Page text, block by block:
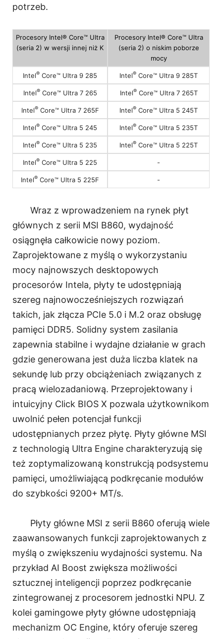
potrzeb.
Procesory Intel® Core™ Ultra
(seria 2) w wersji innej niż K
Procesory Intel® Core™ Ultra
(seria 2) o niskim poborze
mocy
Intel® Core™ Ultra 9 285 Intel® Core™ Ultra 9 285T
Intel®Core™ Ultra 7 265 Intel®Core™ Ultra 7 265T
Intel®Core™ Ultra 7 265F Intel® Core™ Ultra 5 245T
Intel® Core™ Ultra 5 245 Intel® Core™ Ultra 5 235T
Intel® Core™ Ultra 5 235 Intel® Core™ Ultra 5 225T
Intel® Core™ Ultra 5 225 -
Intel® Core™ Ultra 5 225F -
Wraz z wprowadzeniem na rynek płyt
głównych z serii MSI B860, wydajność
osiągnęła całkowicie nowy poziom.
Zaprojektowane z myślą o wykorzystaniu
mocy najnowszych desktopowych
procesorów Intela, płyty te udostępniają
szereg najnowocześniejszych rozwiązań
takich, jak złącza PCIe 5.0 i M.2 oraz obsługę
pamięci DDR5. Solidny system zasilania
zapewnia stabilne i wydajne działanie w grach
gdzie generowana jest duża liczba klatek na
sekundę lub przy obciążeniach związanych z
pracą wielozadaniową. Przeprojektowany i
intuicyjny Click BIOS X pozwala użytkownikom
uwolnić pełen potencjał funkcji
udostępnianych przez płytę. Płyty główne MSI
z technologią Ultra Engine charakteryzują się
też zoptymalizowaną konstrukcją podsystemu
pamięci, umożliwiającą podkręcanie modułów
do szybkości 9200+ MT/s.
Płyty główne MSI z serii B860 oferują wiele
zaawansowanych funkcji zaprojektowanych z
myślą o zwiększeniu wydajności systemu. Na
przykład AI Boost zwiększa możliwości
sztucznej inteligencji poprzez podkręcanie
zintegrowanej z procesorem jednostki NPU. Z
kolei gamingowe płyty główne udostępniają
mechanizm OC Engine, który oferuje szereg